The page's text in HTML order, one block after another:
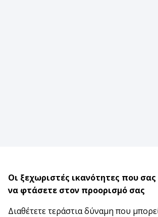
Οι ξεχωριστές ικανότητες που σας
να φτάσετε στον προορισμό σας
Διαθέτετε τεράστια δύναμη που